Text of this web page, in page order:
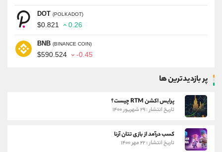
DOT (POLKADOT)
$0.821 0.26
BNB (BINANCE COIN)
$590.524 -0.45
پر بازدیدترین ها
پرایس اکشن RTM چیست؟
تاریخ انتشار : ۲۹ شهریور ۱۴۰۰
کسب درآمد از بازی تتان آرنا
تاریخ انتشار : ۲۲ مهر ۱۴۰۰